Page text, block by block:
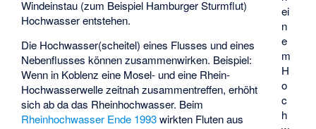
ei
n
e
m
H
o
c
h
Windeinstau (zum Beispiel Hamburger Sturmflut)
Hochwasser entstehen.
Die Hochwasser(scheitel) eines Flusses und eines
Nebenflusses können zusammenwirken. Beispiel:
Wenn in Koblenz eine Mosel- und eine Rhein-
Hochwasserwelle zeitnah zusammentreffen, erhöht
sich ab da das Rheinhochwasser. Beim
Rheinhochwasser Ende 1993wirkten Fluten aus